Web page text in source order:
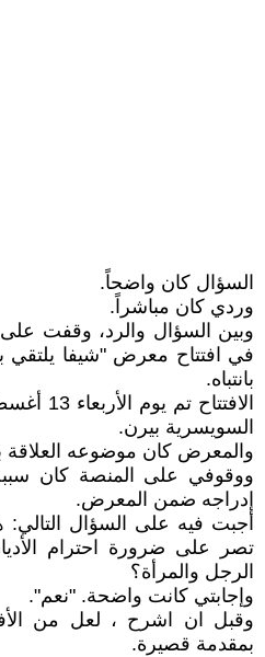
السؤال كان واضحاً.
وردي كان مباشراً.
وبين السؤال والرد، وقفت على
في افتتاح معرض "شيفا يلتقي
بانتباه.
السويسرية بيرن.
والمعرض كان موضوعه العلاقة
ووقوفي على المنصة كان
إدراجه ضمن المعرض.
أجبت فيه على السؤال
تصر على ضرورة احترام
الرجل والمرأة؟
وإجابتي كانت واضحة. "نعم".
وقبل ان اشرح ، لعل من
بمقدمة قصيرة.